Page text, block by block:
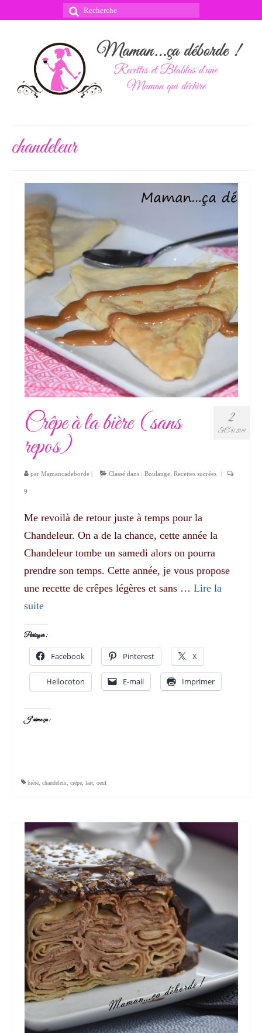
Rechercher
chandeleur
2
FÉV 2019
Crêpe à la bière (sans
repos)
par Mamancadeborde | Classé dans : Boulange Recettes sucrées |
9
Me revoilà de retour juste à temps pour la
Chandeleur. On a de la chance, cette année la
Chandeleur tombe un samedi alors on pourra
prendre son temps. Cette année, je vous propose
une recette de crêpes légères et sans … Lire la
suite­­
Partager :
Facebook Pinterest X
Hellocoton E-mail Imprimer
J’aime ça :
bière chandeleur, crepe lait oeuf